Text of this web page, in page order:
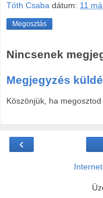
Tóth Csaba dátum: 11
Megosztás
Nincsenek
Megjegyzés
Köszönjük, ha
‹